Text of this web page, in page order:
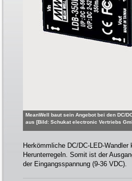
MeanWell baut sein Angebot bei den DC/
aus [Bild: Schukat electronic Vertriebs
Herkömmliche DC/DC-LED-
Herunterregeln. Somit ist der
der Eingangsspannung (9-36 VDC).